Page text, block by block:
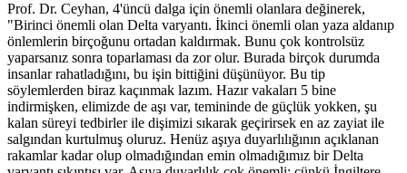
Prof. Dr. Ceyhan, 4'üncü dalga için önemli olanlara değinerek,
"Birinci önemli olan Delta varyantı. İkinci önemli olan yaza aldanıp
önlemlerin birçoğunu ortadan kaldırmak. Bunu çok kontrolsüz
yaparsanız sonra toparlaması da zor olur. Burada birçok durumda
insanlar rahatladığını, bu işin bittiğini düşünüyor. Bu tip
söylemlerden biraz kaçınmak lazım. Hazır vakaları 5 bine
indirmişken, elimizde de aşı var, temininde de güçlük yokken, şu
kalan süreyi tedbirler ile dişimizi sıkarak geçirirsek en az zayiat ile
salgından kurtulmuş oluruz. Henüz aşıya duyarlılığının açıklanan
rakamlar kadar olup olmadığından emin olmadığımız bir Delta